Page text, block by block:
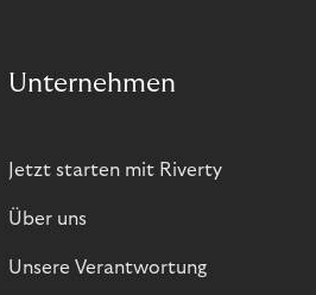
Unternehmen
Jetzt starten mit Riverty
Über uns
Unsere Verantwortung